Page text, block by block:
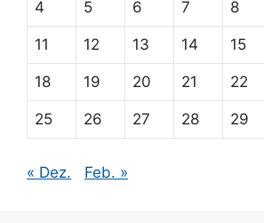
4 5 6 7 8
11 12 13 14 15
18 19 20 21 22
25 26 27 28 29
« Dez. Feb. »